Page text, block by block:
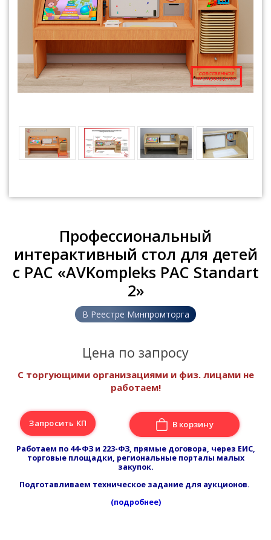
Профессиональный
интерактивный стол для детей
с РАС «AVKompleks РАС Standart
2»
В Реестре Минпромторга
Цена по запросу
С торгующими организациями и физ. лицами не
работаем!
Запросить КП В корзину
Работаем по 44-ФЗ и 223-ФЗ, прямые договора, через ЕИС,
торговые площадки, региональные порталы малых
закупок.
Подготавливаем техническое задание для аукционов.
(подробнее)